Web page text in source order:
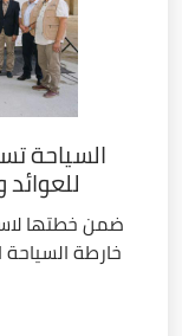
السياحة
ضمن خطتها
خارطة السياحة